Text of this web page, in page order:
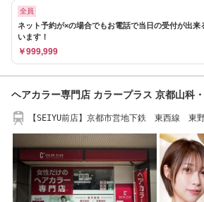
全員
ネット予約が×の場合でもお電話で当日の受付が出来
います！
￥999,999
ヘアカラー専門店 カラープラス 京都山科
【SEIYU前店】京都市営地下鉄 東西線 東